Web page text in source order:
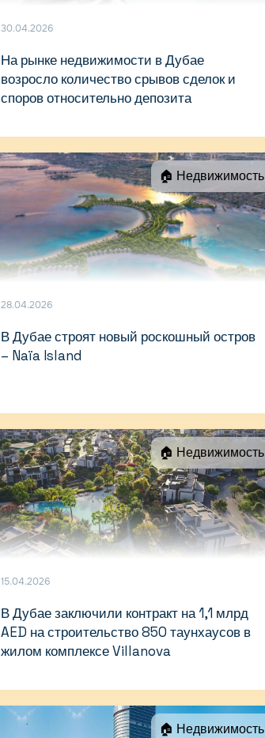
30.04.2026
На рынке недвижимости в Дубае
возросло количество срывов сделок и
споров относительно депозита
🏠 Недвижимость
28.04.2026
В Дубае строят новый роскошный остров
– Naïa Island
🏠 Недвижимость
15.04.2026
В Дубае заключили контракт на 1,1 млрд
AED на строительство 850 таунхаусов в
жилом комплексе Villanova
🏠 Недвижимость